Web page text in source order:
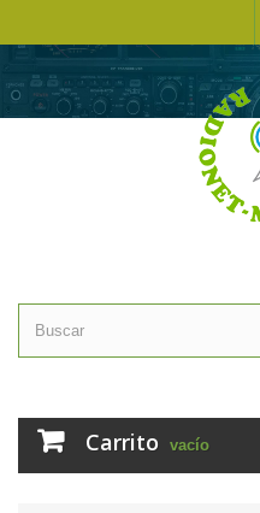
Carrito vacío